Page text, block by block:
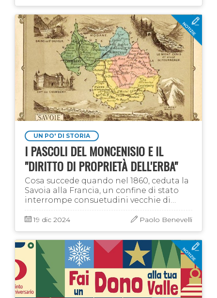
UN PO' DI STORIA
I PASCOLI DEL MONCENISIO E IL
"DIRITTO DI PROPRIETÀ DELL'ERBA"
Cosa succede quando nel 1860, ceduta la
Savoia alla Francia, un confine di stato
interrompe consuetudini vecchie di
secoli, fatte di fiere, commerci, pascoli e
sfruttamento delle acque?
19 dic 2024 Paolo Benevelli